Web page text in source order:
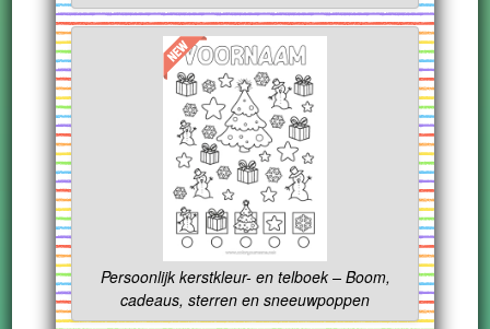
Persoonlijk kerstkleur- en telboek – Boom,
cadeaus, sterren en sneeuwpoppen